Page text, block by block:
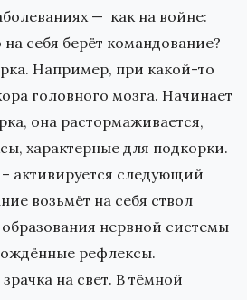
— как на войне:
себя берёт командование?
Например, при какой-то
головного мозга. Начинает
она растормаживается,
характерные для подкорки.
активируется следующий
возьмёт на себя ствол
нервной системы
рефлексы.
на свет. В тёмной